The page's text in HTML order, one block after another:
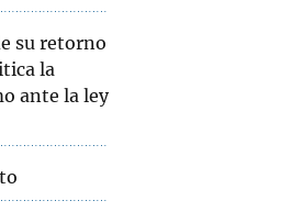
su retorno
la
ante la ley